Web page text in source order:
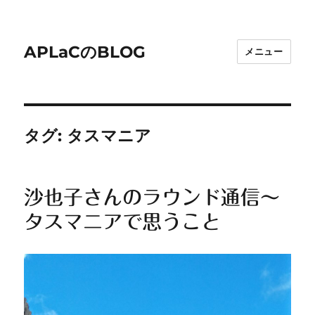
APLaCのBLOG メニュー
タグ: タスマニア
沙也子さんのラウンド通信～
タスマニアで思うこと